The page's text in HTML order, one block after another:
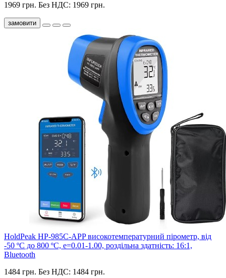
1969 грн. Без НДС: 1969 грн.
замовити
HoldPeak HP-985C-APP високотемпературний пірометр, від
-50 ºC до 800 ºC, е=0.01-1.00, роздільна здатність: 16:1,
Bluetooth
1484 грн. Без НДС: 1484 грн.